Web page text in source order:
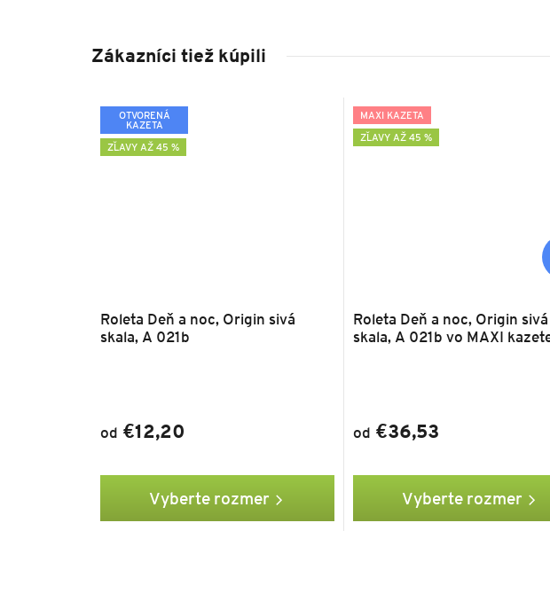
Zákazníci tiež kúpili
OTVORENÁ
KAZETA
ZĽAVY AŽ 45 %
Roleta Deň a noc, Origin sivá
skala, A 021b
od €12,20
Vyberte rozmer
MAXI KAZETA
ZĽAVY AŽ 45 %
Roleta Deň a noc, Origin sivá
skala, A 021b vo MAXI
od €36,53
Vyberte rozmer